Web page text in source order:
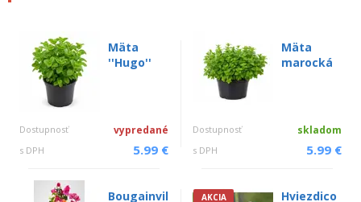
Mäta
''Hugo''
Dostupnosť vypredané
s DPH 5.99 €
Mäta
marocká
Dostupnosť skladom
s DPH 5.99 €
Bougainvil
AKCIA
Hviezdico